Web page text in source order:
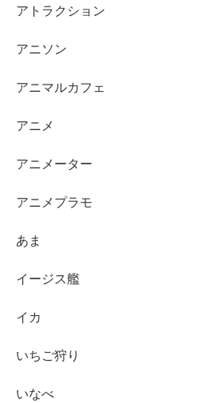
アトラクション
アニソン
アニマルカフェ
アニメ
アニメーター
アニメプラモ
あま
イージス艦
イカ
いちご狩り
いなべ